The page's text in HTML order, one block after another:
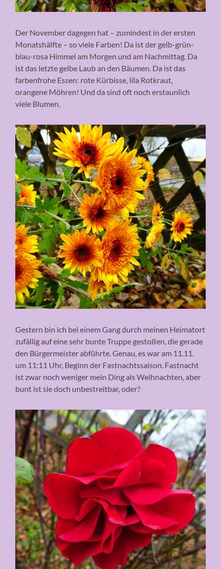
Der November dagegen hat – zumindest in der ersten
Monatshälfte – so viele Farben! Da ist der gelb-grün-
blau-rosa Himmel am Morgen und am Nachmittag. Da
ist das letzte gelbe Laub an den Bäumen. Da ist das
farbenfrohe Essen: rote Kürbisse, lila Rotkraut,
orangene Möhren! Und da sind oft noch erstaunlich
viele Blumen.
Gestern bin ich bei einem Gang durch meinen Heimatort
zufällig auf eine sehr bunte Truppe gestoßen, die gerade
den Bürgermeister abführte. Genau, es war am 11.11.
um 11:11 Uhr, Beginn der Fastnachtssaison. Fastnacht
ist zwar noch weniger mein Ding als Weihnachten, aber
bunt ist sie doch unbestreitbar, oder?